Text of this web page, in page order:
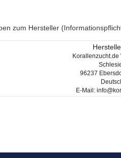
zum Hersteller
Korallenzucht.de
96237
E-Mail: